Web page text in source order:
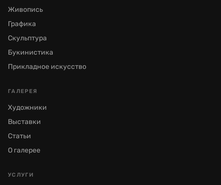
Живопись
Графика
Скульптура
Букинистика
Прикладное искусство
ГАЛЕРЕЯ
Художники
Выставки
Статьи
О галерее
УСЛУГИ